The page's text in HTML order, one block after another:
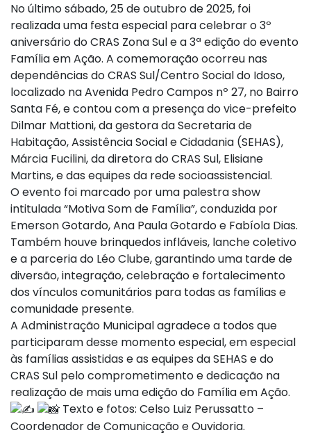
No último sábado, 25 de outubro de 2025, foi
realizada uma festa especial para celebrar o 3º
aniversário do CRAS Zona Sul e a 3ª edição do evento
Família em Ação. A comemoração ocorreu nas
dependências do CRAS Sul/Centro Social do Idoso,
localizado na Avenida Pedro Campos nº 27, no Bairro
Santa Fé, e contou com a presença do vice-prefeito
Dilmar Mattioni, da gestora da Secretaria de
Habitação, Assistência Social e Cidadania (SEHAS),
Márcia Fucilini, da diretora do CRAS Sul, Elisiane
Martins, e das equipes da rede socioassistencial.
O evento foi marcado por uma palestra show
intitulada “Motiva Som de Família”, conduzida por
Emerson Gotardo, Ana Paula Gotardo e Fabíola Dias.
Também houve brinquedos infláveis, lanche coletivo
e a parceria do Léo Clube, garantindo uma tarde de
diversão, integração, celebração e fortalecimento
dos vínculos comunitários para todas as famílias e
comunidade presente.
A Administração Municipal agradece a todos que
participaram desse momento especial, em especial
às famílias assistidas e as equipes da SEHAS e do
CRAS Sul pelo comprometimento e dedicação na
realização de mais uma edição do Família em Ação.
Texto e fotos: Celso Luiz Perussatto –
Coordenador de Comunicação e Ouvidoria.